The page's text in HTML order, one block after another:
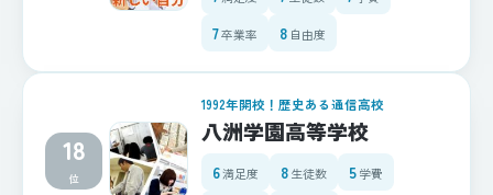
7卒業率 8 自由度
18
位
1992年開校！歴史ある通信高校
八洲学園高等学校
6満足度 8生徒数 5学費